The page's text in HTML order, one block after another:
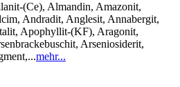
(Ce), Almandin, Amazonit,
Andradit, Anglesit, Annabergit,
Apophyllit-(KF), Aragonit,
Arseniosiderit,
mehr...